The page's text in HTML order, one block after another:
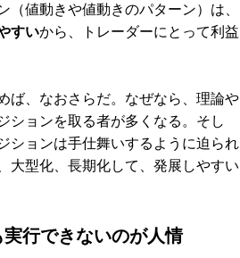
値動きや値動きのパターン）は、
すいから、トレーダーにとって利益
ば、なおさらだ。なぜなら、理論や
ションを取る者が多くなる。そし
ションは手仕舞いするように迫られ
大型化、長期化して、発展しやすい
行できないのが人情